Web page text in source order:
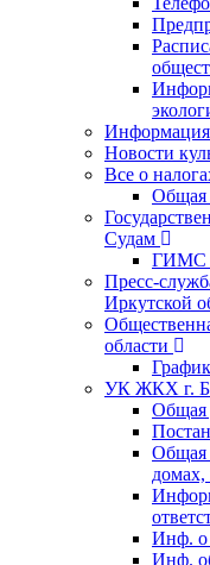
Новости
Все о
Общая
Судам
ГИМС
Пресс-
Иркутской
области
УК ЖКХ г.
Общая
Общая
домах,
Инф. о
Инф.